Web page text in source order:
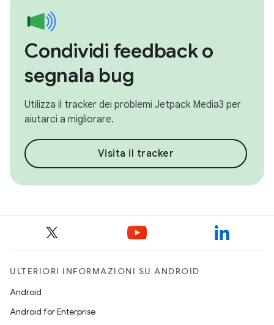
Condividi feedback o
segnala bug
Utilizza il tracker dei problemi Jetpack Media3 per
aiutarci a migliorare.
Visita il tracker
ULTERIORI INFORMAZIONI SU ANDROID
Android
Android for Enterprise